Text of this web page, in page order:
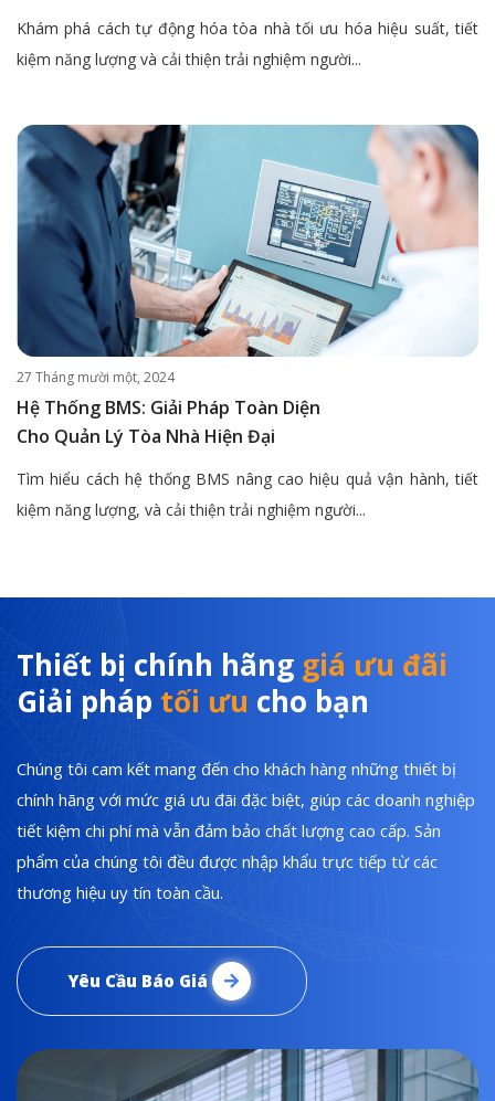
Khám phá cách tự động hóa tòa nhà tối ưu hóa hiệu suất, tiết
kiệm năng lượng và cải thiện trải nghiệm người...
27 Tháng mười một, 2024
Hệ Thống BMS: Giải Pháp Toàn Diện
Cho Quản Lý Tòa Nhà Hiện Đại
Tìm hiểu cách hệ thống BMS nâng cao hiệu quả vận hành, tiết
kiệm năng lượng, và cải thiện trải nghiệm người...
Thiết bị chính hãng giá ưu đãi
Giải pháp tối ưu cho bạn
Chúng tôi cam kết mang đến cho khách hàng những thiết bị
chính hãng với mức giá ưu đãi đặc biệt, giúp các doanh nghiệp
tiết kiệm chi phí mà vẫn đảm bảo chất lượng cao cấp. Sản
phẩm của chúng tôi đều được nhập khẩu trực tiếp từ các
thương hiệu uy tín toàn cầu.
Yêu Cầu Báo Giá